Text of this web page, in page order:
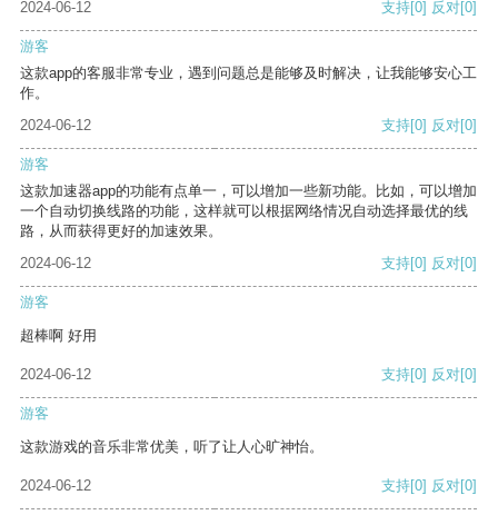
2024-06-12
支持[0] 反对[0]
游客
这款app的客服非常专业，遇到问题总是能够及时解决，让我能够安心工
作。
2024-06-12
支持[0] 反对[0]
游客
这款加速器app的功能有点单一，可以增加一些新功能。比如，可以增加
一个自动切换线路的功能，这样就可以根据网络情况自动选择最优的线
路，从而获得更好的加速效果。
2024-06-12
支持[0] 反对[0]
游客
超棒啊 好用
2024-06-12 支持[0] 反对[0]
游客
这款游戏的音乐非常优美，听了让人心旷神怡。
2024-06-12 支持[0] 反对[0]